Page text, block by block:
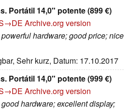
Portátil 14,0" potente (899 €)
Archive.org version
hardware; good price; nice
Sehr kurz, Datum: 17.10.2017
Portátil 14,0" potente (999 €)
Archive.org version
hardware; excellent display;